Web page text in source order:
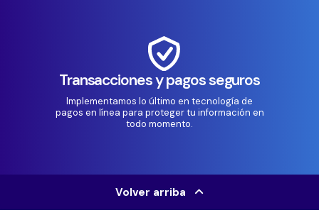
Transacciones y pagos seguros
Implementamos lo último en tecnología de
pagos en línea para proteger tu información en
todo momento.
Volver arriba